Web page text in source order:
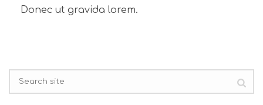
Donec ut gravida lorem.